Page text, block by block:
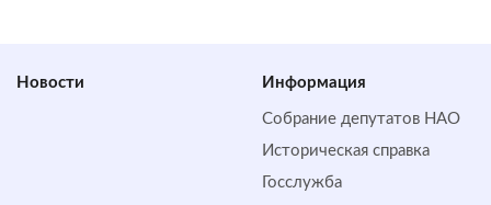
Новости Информация
Собрание депутатов НАО
Историческая справка
Госслужба